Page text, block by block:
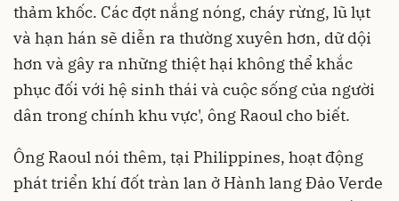
thảm khốc. Các đợt nắng nóng, cháy rừng, lũ lụt
và hạn hán sẽ diễn ra thường xuyên hơn, dữ dội
hơn và gây ra những thiệt hại không thể khắc
phục đối với hệ sinh thái và cuộc sống của người
dân trong chính khu vực', ông Raoul cho biết.
Ông Raoul nói thêm, tại Philippines, hoạt động
phát triển khí đốt tràn lan ở Hành lang Đảo Verde